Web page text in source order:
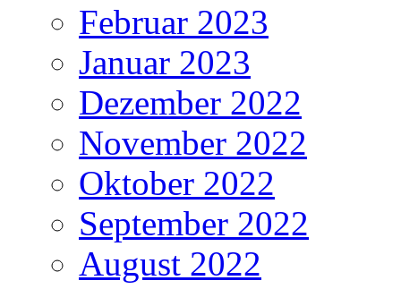
Februar 2023
Januar 2023
Dezember 2022
November 2022
Oktober 2022
September 2022
August 2022